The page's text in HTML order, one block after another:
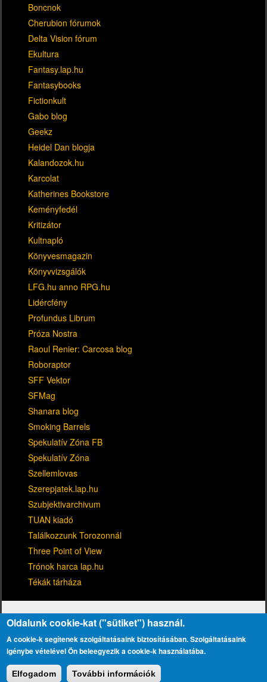
Boncnok
Cherubion fórumok
Delta Vision fórum
Ekultura
Fantasy.lap.hu
Fantasybooks
Fictionkult
Gabo blog
Geekz
Heidel Dan blogja
Kalandozok.hu
Karcolat
Katherines Bookstore
Keményfedél
Kritizátor
Kultnapló
Könyvesmagazin
Könyvvizsgálók
LFG.hu anno RPG.hu
Lidércfény
Profundus Librum
Próza Nostra
Raoul Renier: Carcosa blog
Roboraptor
SFF Vektor
SFMag
Shanara blog
Smoking Barrels
Spekulatív Zóna FB
Spekulatív Zóna
Szellemlovas
Szerepjatek.lap.hu
Szubjektivarchivum
TUAN kiadó
Találkozzunk Torozonnál
Three Point of View
Trónok harca lap.hu
Tékák tárháza
Lábléc
Kapcsolat Adatvédelmi tájékoztató
Oldalunk cookie-kat ("sütiket") használ.
A cookie-k segítenek szolgáltatásaink biztosításában. Szolgáltatásaink
igénybe vételével Ön beleegyezik a cookie-k használatába.
Elfogadom További információk